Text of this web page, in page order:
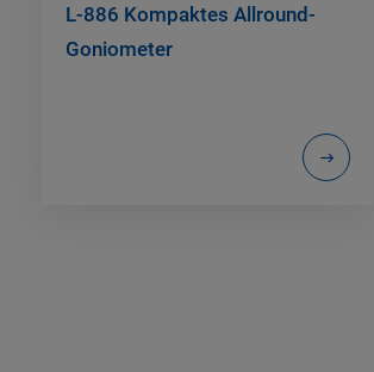
L-886 Kompaktes Allround-
Goniometer